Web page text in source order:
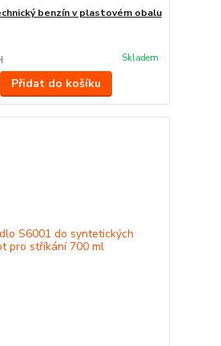
benzín v plastovém obalu
Skladem
Přidat do košíku